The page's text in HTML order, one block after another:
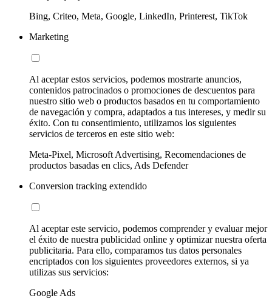
Bing, Criteo, Meta, Google, LinkedIn, Printerest, TikTok
Marketing
Al aceptar estos servicios, podemos mostrarte anuncios,
contenidos patrocinados o promociones de descuentos para
nuestro sitio web o productos basados en tu comportamiento
de navegación y compra, adaptados a tus intereses, y medir su
éxito. Con tu consentimiento, utilizamos los siguientes
servicios de terceros en este sitio web:
Meta-Pixel, Microsoft Advertising, Recomendaciones de
productos basadas en clics, Ads Defender
Conversion tracking extendido
Al aceptar este servicio, podemos comprender y evaluar mejor
el éxito de nuestra publicidad online y optimizar nuestra oferta
publicitaria. Para ello, comparamos tus datos personales
encriptados con los siguientes proveedores externos, si ya
utilizas sus servicios:
Google Ads